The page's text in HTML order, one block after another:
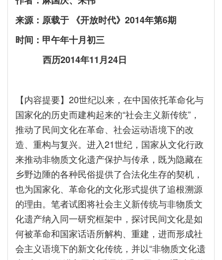
来源：原载于 《开放时代》2014年第6期
时间：甲午年十月初三
西历2014年11月24日
【内容提要】20世纪以来，在中国依托革命化与
国家化的历史而建构起来的“社会主义新传统”，
推动了民间文化在革命、社会运动语境下的改
造、重构与复兴。进入21世纪，国家从文化行政
来推动非物质文化遗产保护与传承，既为隐藏在
乡野边陲的各种民俗提供了合法化生存的契机，
也为国家化、革命化的文化形式提供了追根溯源
的理由。笔者试图将社会主义新传统与非物质文
化遗产纳入同一研究框架中，探讨民间文化是如
何被革命和国家话语所解构、重建，进而形成社
会主义语境下的新文化传统，并以“非物质文化遗